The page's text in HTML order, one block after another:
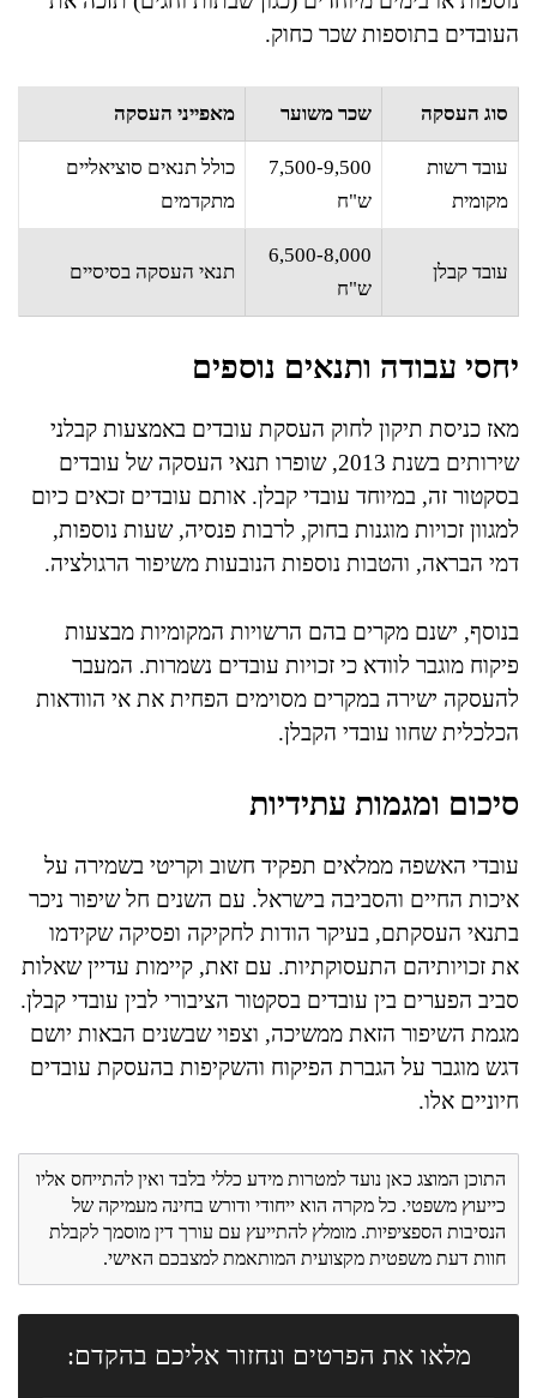
העובדים בתוספות שכר כחוק.
סוג העסקה שכר משוער מאפייני העסקה
עובד רשות
מקומית
7,500-9,500
ש"ח
כולל תנאים סוציאליים
מתקדמים
עובד קבלן
6,500-8,000
ש"ח
תנאי העסקה בסיסיים
יחסי עבודה ותנאים נוספים
מאז כניסת תיקון לחוק העסקת עובדים באמצעות קבלני
שירותים בשנת 2013, שופרו תנאי העסקה של עובדים
בסקטור זה, במיוחד עובדי קבלן. אותם עובדים זכאים כיום
למגוון זכויות מוגנות בחוק, לרבות פנסיה, שעות נוספות,
דמי הבראה, והטבות נוספות הנובעות משיפור הרגולציה.
בנוסף, ישנם מקרים בהם הרשויות המקומיות מבצעות
פיקוח מוגבר לוודא כי זכויות עובדים נשמרות. המעבר
להעסקה ישירה במקרים מסוימים הפחית את אי הוודאות
הכלכלית שחוו עובדי הקבלן.
סיכום ומגמות עתידיות
עובדי האשפה ממלאים תפקיד חשוב וקריטי בשמירה על
איכות החיים והסביבה בישראל. עם השנים חל שיפור ניכר
בתנאי העסקתם, בעיקר הודות לחקיקה ופסיקה שקידמו
את זכויותיהם התעסוקתיות. עם זאת, קיימות עדיין שאלות
סביב הפערים בין עובדים בסקטור הציבורי לבין עובדי קבלן.
מגמת השיפור הזאת ממשיכה, וצפוי שבשנים הבאות יושם
דגש מוגבר על הגברת הפיקוח והשקיפות בהעסקת עובדים
חיוניים אלו.
התוכן המוצג כאן נועד למטרות מידע כללי בלבד ואין להתייחס אליו
כייעוץ משפטי. כל מקרה הוא ייחודי ודורש בחינה מעמיקה של
הנסיבות הספציפיות. מומלץ להתייעץ עם עורך דין מוסמך לקבלת
חוות דעת משפטית מקצועית המותאמת למצבכם האישי.
מלאו את הפרטים ונחזור אליכם בהקדם: